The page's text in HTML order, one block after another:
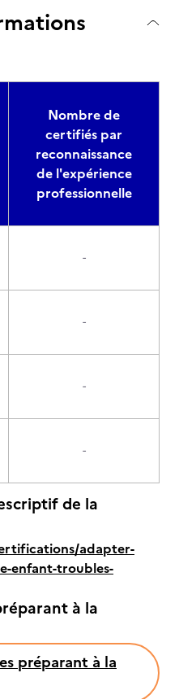
Nombre de
certifiés par
reconnaissance
de l'expérience
professionnelle
-
-
-
-
de la
adapter-
enfant-troubles-
à la
préparant à la